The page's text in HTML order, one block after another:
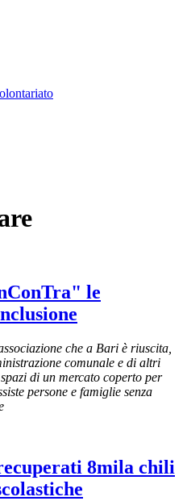
le
che a Bari è riuscita,
comunale e di altri
di un mercato coperto per
persone e famiglie senza
8mila chili